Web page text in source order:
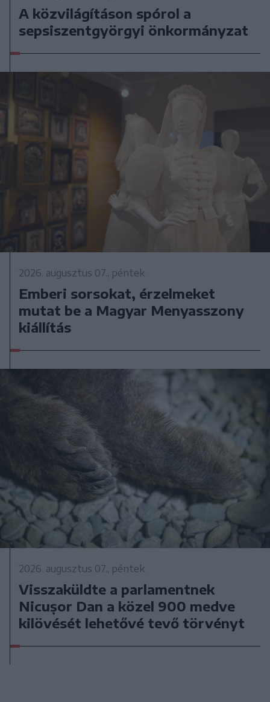
A közvilágításon spórol a
sepsiszentgyörgyi önkormányzat
2026. augusztus 07., péntek
Emberi sorsokat, érzelmeket
mutat be a Magyar Menyasszony
kiállítás
2026. augusztus 07., péntek
Visszaküldte a parlamentnek
Nicușor Dan a közel 900 medve
kilövését lehetővé tevő törvényt